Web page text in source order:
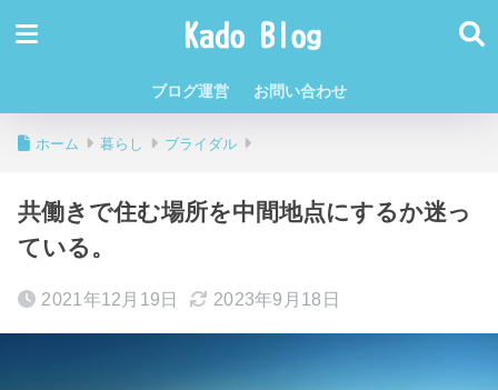
ブログ運営 お問い合わせ
ホーム 暮らし ブライダル
共働きで住む場所を中間地点にするか迷っ
ている。
2021年12月19日 2023年9月18日